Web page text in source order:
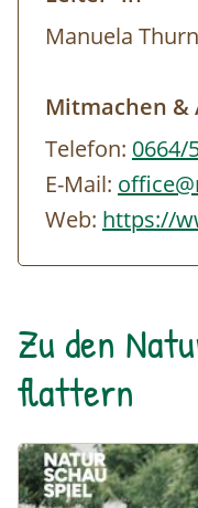
Manuela
Mitmachen &
Telefon: 0664/
E-Mail:
Web:
Zu den
flattern